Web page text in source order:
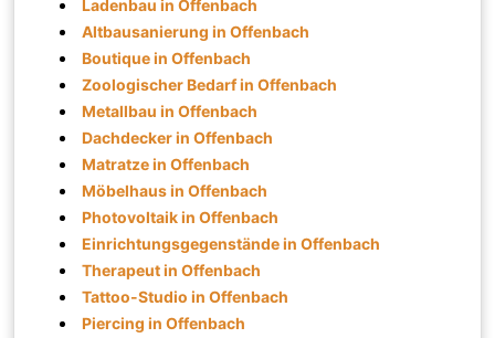
Ladenbau in Offenbach
Altbausanierung in Offenbach
Boutique in Offenbach
Zoologischer Bedarf in Offenbach
Metallbau in Offenbach
Dachdecker in Offenbach
Matratze in Offenbach
Möbelhaus in Offenbach
Photovoltaik in Offenbach
Einrichtungsgegenstände in Offenbach
Therapeut in Offenbach
Tattoo-Studio in Offenbach
Piercing in Offenbach